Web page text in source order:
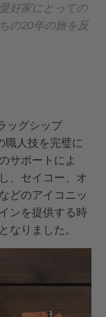
好家にとっての
の20年の旅を反
ッグシップ
職人技を完璧に
サポートによ
、セイコー、オ
どのアイコニッ
ンを提供する時
なりました。